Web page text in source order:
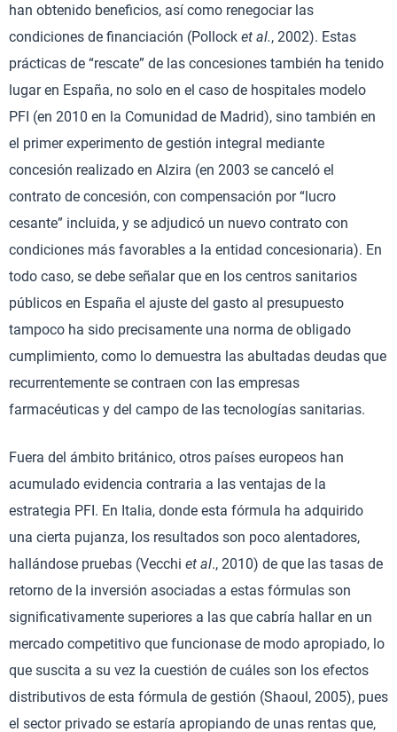
han obtenido beneficios, así como renegociar las
condiciones de financiación (Pollock et al., 2002). Estas
prácticas de “rescate” de las concesiones también ha tenido
lugar en España, no solo en el caso de hospitales modelo
PFI (en 2010 en la Comunidad de Madrid), sino también en
el primer experimento de gestión integral mediante
concesión realizado en Alzira (en 2003 se canceló el
contrato de concesión, con compensación por “lucro
cesante” incluida, y se adjudicó un nuevo contrato con
condiciones más favorables a la entidad concesionaria). En
todo caso, se debe señalar que en los centros sanitarios
públicos en España el ajuste del gasto al presupuesto
tampoco ha sido precisamente una norma de obligado
cumplimiento, como lo demuestra las abultadas deudas que
recurrentemente se contraen con las empresas
farmacéuticas y del campo de las tecnologías sanitarias.
Fuera del ámbito británico, otros países europeos han
acumulado evidencia contraria a las ventajas de la
estrategia PFI. En Italia, donde esta fórmula ha adquirido
una cierta pujanza, los resultados son poco alentadores,
hallándose pruebas (Vecchi et al., 2010) de que las tasas de
retorno de la inversión asociadas a estas fórmulas son
significativamente superiores a las que cabría hallar en un
mercado competitivo que funcionase de modo apropiado, lo
que suscita a su vez la cuestión de cuáles son los efectos
distributivos de esta fórmula de gestión (Shaoul, 2005), pues
el sector privado se estaría apropiando de unas rentas que,